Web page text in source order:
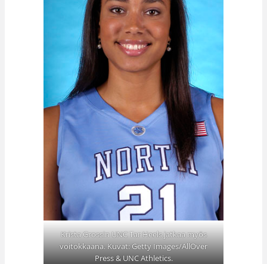
Krista Grossin UNC Tar Heels jatkaa myös
voitokkaana. Kuvat: Getty Images/AllOver
Press & UNC Athletics.